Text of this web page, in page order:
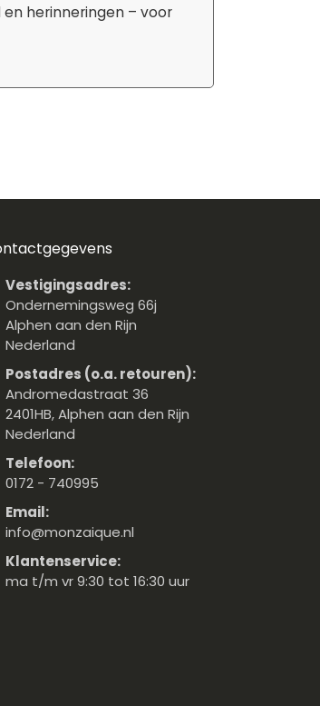
herinneringen – voor
Vestigingsadres:
Ondernemingsweg 66j
Alphen aan den Rijn
Nederland
Postadres (o.a. retouren):
Andromedastraat 36
2401HB, Alphen aan den Rijn
Nederland
Telefoon:
0172 - 740995
Email:
info@monzaique.nl
Klantenservice:
ma t/m vr 9:30 tot 16:30 uur